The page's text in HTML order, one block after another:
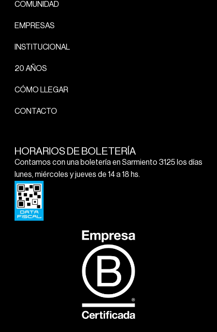
COMUNIDAD
EMPRESAS
INSTITUCIONAL
20 AÑOS
CÓMO LLEGAR
CONTACTO
HORARIOS DE BOLETERÍA
Contamos con una boletería en Sarmiento 3125 los días
lunes, miércoles y jueves de 14 a 18 hs.